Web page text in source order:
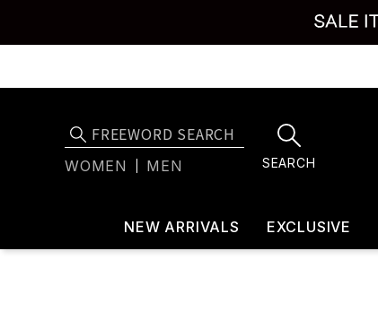
WOMEN MEN SEARCH
NEW ARRIVALS EXCLUSIVE